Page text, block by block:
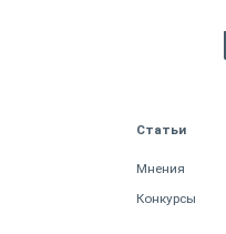
Статьи
Мнения
Конкурсы